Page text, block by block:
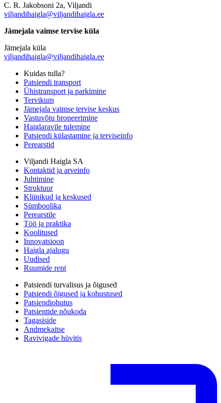
C. R. Jakobsoni 2a, Viljandi
viljandihaigla@viljandihaigla.ee
Jämejala vaimse tervise küla
Jämejala küla
viljandihaigla@viljandihaigla.ee
Kuidas tulla?
Patsiendi transport
Ühistransport ja parkimine
Tervikum
Jämejala vaimse tervise keskus
Vastuvõtu broneerimine
Haiglaravile tulemine
Patsiendi külastamine ja terviseinfo
Perearstid
Viljandi Haigla SA
Kontaktid ja arveinfo
Juhtimine
Struktuur
Kliinikud ja keskused
Sümboolika
Perearstile
Töö ja praktika
Koolitused
Innovatsioon
Haigla ajalugu
Uudised
Ruumide rent
Patsiendi turvalisus ja õigused
Patsiendi õigused ja kohustused
Patsiendiohutus
Patsientide nõukoda
Tagasiside
Andmekaitse
Ravivigade hüvitis